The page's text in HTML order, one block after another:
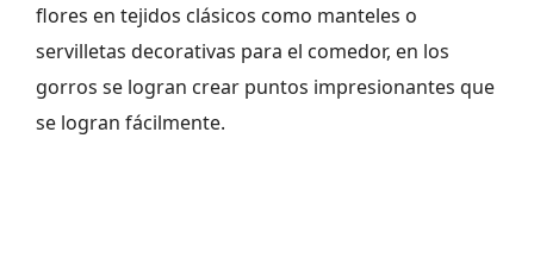
flores en tejidos clásicos como manteles o
servilletas decorativas para el comedor, en los
gorros se logran crear puntos impresionantes que
se logran fácilmente.